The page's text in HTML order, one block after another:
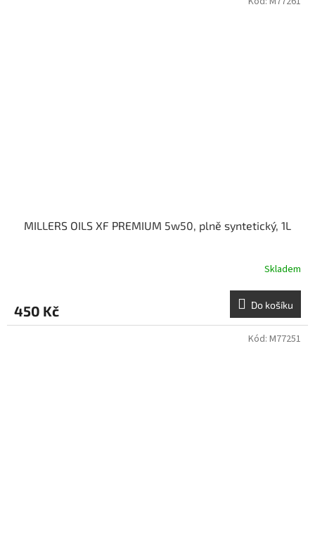
MILLERS OILS XF PREMIUM 5w50, plně syntetický, 1L
Skladem
450 Kč Do košíku
Kód: M77251